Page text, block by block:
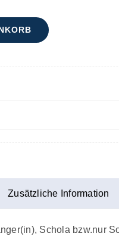
Zusätzliche Information
Schola bzw.nur